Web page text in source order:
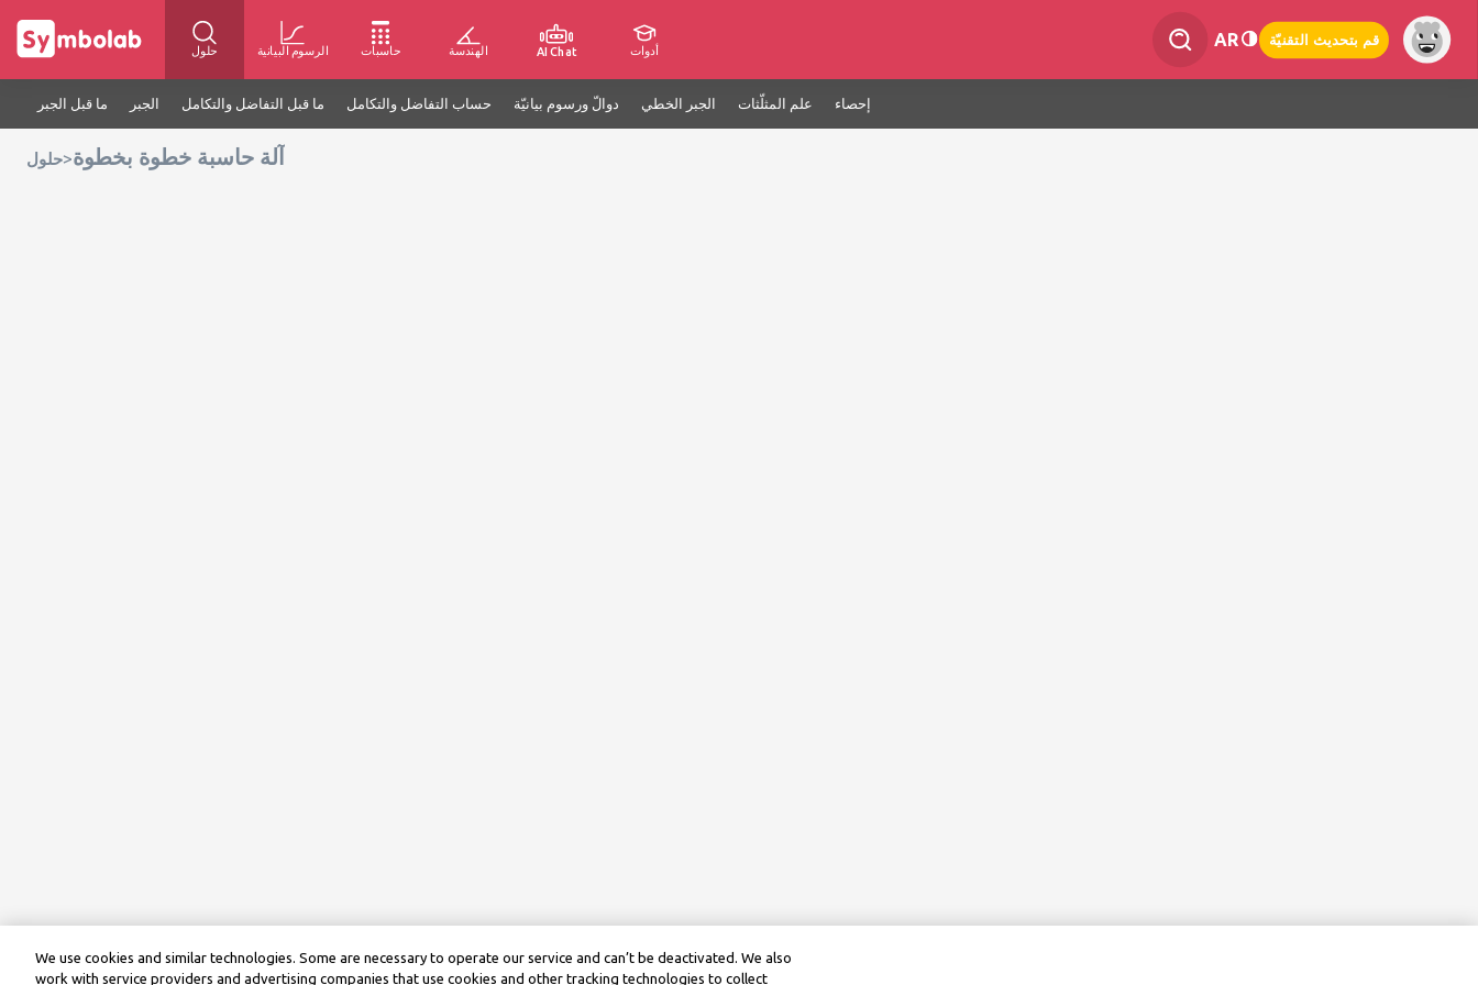
حلول الرسوم البيانية حاسبات الهندسة AI Chat أدوات
AR قم بتحديث التقنيّة
ما قبل الجبر الجبر ما قبل التفاضل والتكامل حساب التفاضل والتكامل دوالّ ورسوم بيانيّة الجبر الخطي علم المثلّثات إحصاء
حلول>آلة حاسبة خطوة بخطوة
We use cookies and similar technologies. Some are necessary to operate our service and can’t be deactivated. We also
work with service providers and advertising companies that use cookies and other tracking technologies to collect